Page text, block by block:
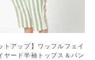
トアップ】ワッフルフェイ
ヤード半袖トップス＆パン